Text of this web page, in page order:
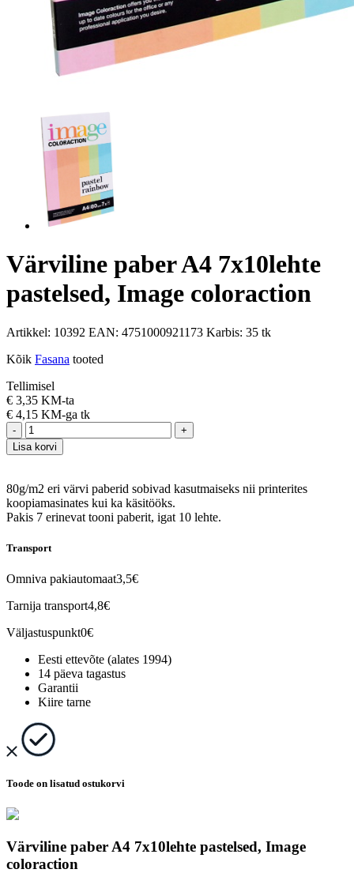
Värviline paber A4 7x10lehte
pastelsed, Image coloraction
Artikkel: 10392 EAN: 4751000921173 Karbis: 35 tk
Kõik Fasana tooted
Tellimisel
€ 3,35 KM-ta
€ 4,15 KM-ga tk
-
+
Lisa korvi
80g/m2 eri värvi paberid sobivad kasutmaiseks nii printerites
koopiamasinates kui ka käsitööks.
Pakis 7 erinevat tooni paberit, igat 10 lehte.
Transport
Omniva pakiautomaat3,5€
Tarnija transport4,8€
Väljastuspunkt0€
Eesti ettevõte (alates 1994)
14 päeva tagastus
Garantii
Kiire tarne
Toode on lisatud ostukorvi
Värviline paber A4 7x10lehte pastelsed, Image
coloraction